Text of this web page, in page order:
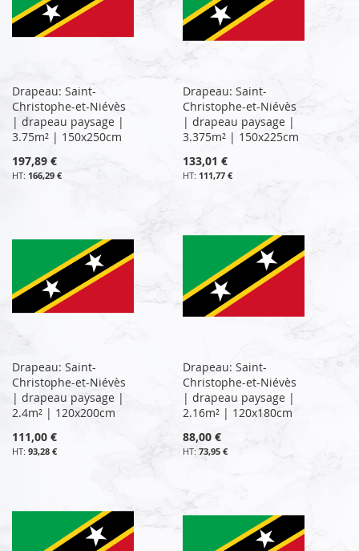
Drapeau: Saint-
Christophe-et-Niévès
| drapeau paysage |
3.75m² | 150x250cm
197,89 €
166,29 €
Drapeau: Saint-
Christophe-et-Niévès
| drapeau paysage |
3.375m² | 150x225cm
133,01 €
111,77 €
Drapeau: Saint-
Christophe-et-Niévès
| drapeau paysage |
2.4m² | 120x200cm
111,00 €
93,28 €
Drapeau: Saint-
Christophe-et-Niévès
| drapeau paysage |
2.16m² | 120x180cm
88,00 €
73,95 €